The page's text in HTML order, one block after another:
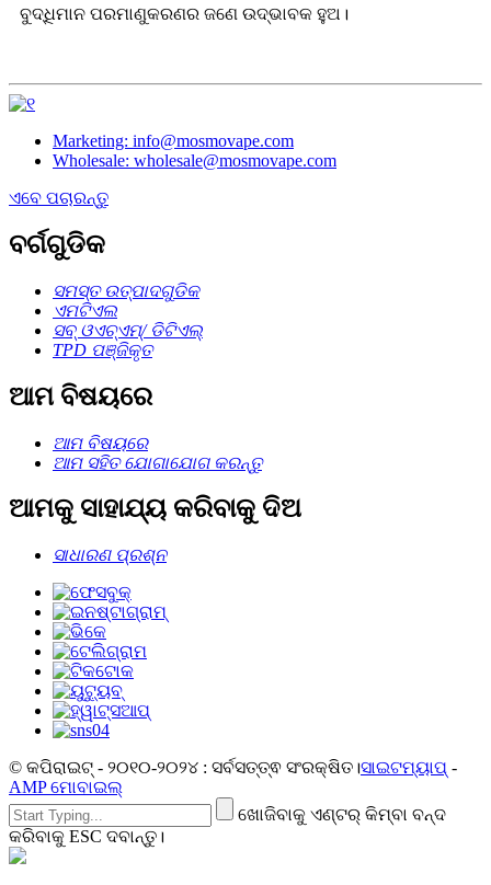
ବୁଦ୍ଧିମାନ ପରମାଣୁକରଣର ଜଣେ ଉଦ୍ଭାବକ ହୁଅ।
Marketing: info@mosmovape.com
Wholesale: wholesale@mosmovape.com
ଏବେ ପଚାରନ୍ତୁ
ବର୍ଗଗୁଡିକ
ସମସ୍ତ ଉତ୍ପାଦଗୁଡିକ
ଏମଟିଏଲ
ସବ୍ ଓଏଚ୍ଏମ୍/ ଡିଟିଏଲ୍
TPD ପଞ୍ଜିକୃତ
ଆମ ବିଷୟରେ
ଆମ ବିଷୟରେ
ଆମ ସହିତ ଯୋଗାଯୋଗ କରନ୍ତୁ
ଆମକୁ ସାହାଯ୍ୟ କରିବାକୁ ଦିଅ
ସାଧାରଣ ପ୍ରଶ୍ନ
© କପିରାଇଟ୍ - ୨୦୧୦-୨୦୨୪ : ସର୍ବସତ୍ତ୍ଵ ସଂରକ୍ଷିତ।ସାଇଟମ୍ୟାପ୍ -
AMP ମୋବାଇଲ୍
ଖୋଜିବାକୁ ଏଣ୍ଟର୍ କିମ୍ବା ବନ୍ଦ
କରିବାକୁ ESC ଦବାନ୍ତୁ।